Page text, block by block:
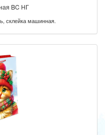
BC НГ
склейка машинная.